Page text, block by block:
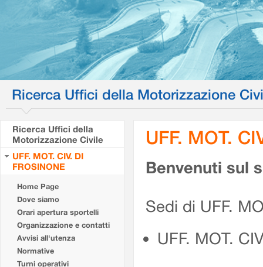
Ricerca Uffici della Motorizzazione
Ricerca Uffici della
Motorizzazione Civile
UFF. MOT. CIV. DI
FROSINONE
Home Page
Dove siamo
Orari apertura sportelli
Organizzazione e contatti
Avvisi all'utenza
Normative
Turni operativi
UFF. MOT.
Benvenuti sul
Sedi di UFF.
UFF. MOT.